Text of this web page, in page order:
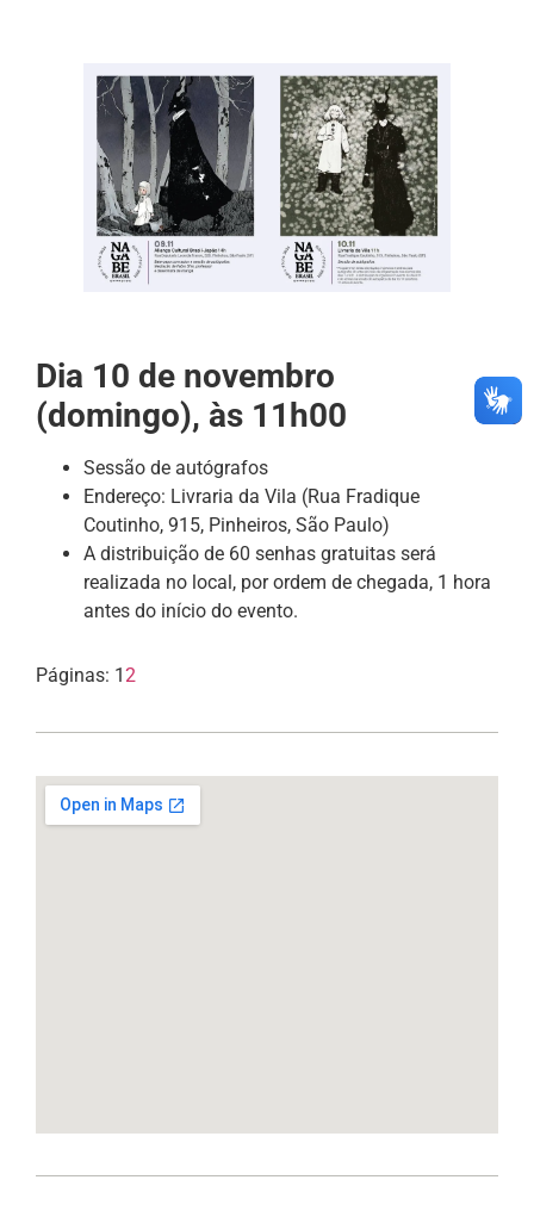
Dia 10 de novembro
(domingo), às 11h00
Sessão de autógrafos
Endereço: Livraria da Vila (Rua Fradique
Coutinho, 915, Pinheiros, São Paulo)
A distribuição de 60 senhas gratuitas será
realizada no local, por ordem de chegada, 1 hora
antes do início do evento.
Páginas: 12